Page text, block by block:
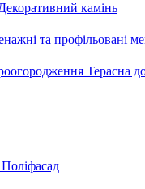
камінь
та профільовані
Терасна
Поліфасад